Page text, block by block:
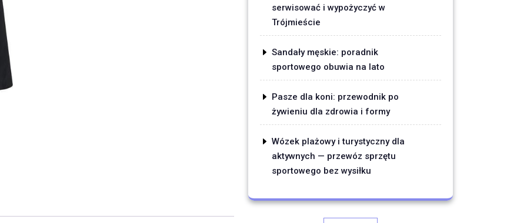
serwisować i wypożyczyć w
Trójmieście
Sandały męskie: poradnik
sportowego obuwia na lato
Pasze dla koni: przewodnik po
żywieniu dla zdrowia i formy
Wózek plażowy i turystyczny dla
aktywnych — przewóz sprzętu
sportowego bez wysiłku